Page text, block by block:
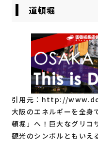
道頓堀
引用元： http://
大阪のエネルギーを全身
頓堀」へ！巨大なグリコ
観光のシンボルともいえ